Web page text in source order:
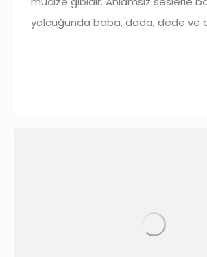
yolcuğunda baba, dada, dede ve